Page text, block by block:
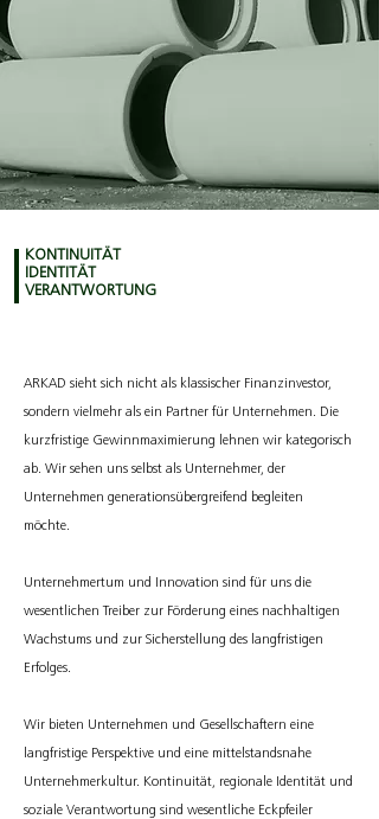
KONTINUITÄT
IDENTITÄT
VERANTWORTUNG
ARKAD sieht sich nicht als klassischer Finanzinvestor,
sondern vielmehr als ein Partner für Unternehmen. Die
kurzfristige Gewinnmaximierung lehnen wir kategorisch
ab. Wir sehen uns selbst als Unternehmer, der
Unternehmen generationsübergreifend begleiten
möchte.
Unternehmertum und Innovation sind für uns die
wesentlichen Treiber zur Förderung eines nachhaltigen
Wachstums und zur Sicherstellung des langfristigen
Erfolges.
Wir bieten Unternehmen und Gesellschaftern eine
langfristige Perspektive und eine mittelstandsnahe
Unternehmerkultur. Kontinuität, regionale Identität und
soziale Verantwortung sind wesentliche Eckpfeiler